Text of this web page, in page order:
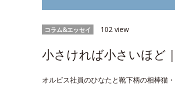
コラム&エッセイ 102 view
小さければ小さいほど
オルビス社員のひなたと靴下柄の相棒猫